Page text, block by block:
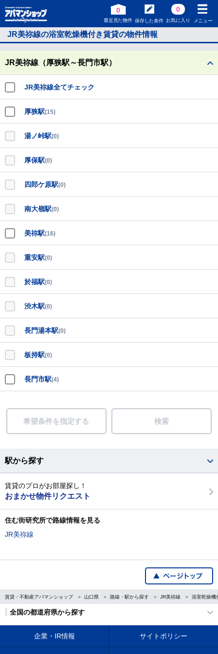
0
最近見た物件 保存した条件
0
お気に入り メニュー
JR美祢線の浴室乾燥機付き賃貸の物件情報
JR美祢線（厚狭駅～長門市駅）
JR美祢線全てチェック
厚狭駅(15)
湯ノ峠駅(0)
厚保駅(0)
四郎ケ原駅(0)
南大嶺駅(0)
美祢駅(16)
重安駅(0)
於福駅(0)
渋木駅(0)
長門湯本駅(0)
板持駅(0)
長門市駅(4)
希望条件を指定する 検索
駅から探す
賃貸のプロがお部屋探し！
おまかせ物件リクエスト
住む街研究所で路線情報を見る
JR美祢線
賃貸・不動産アパマンショップ 山口県 路線・駅から探す JR美祢線 浴室乾燥機
全国の都道府県から探す
企業・IR情報 サイトポリシー